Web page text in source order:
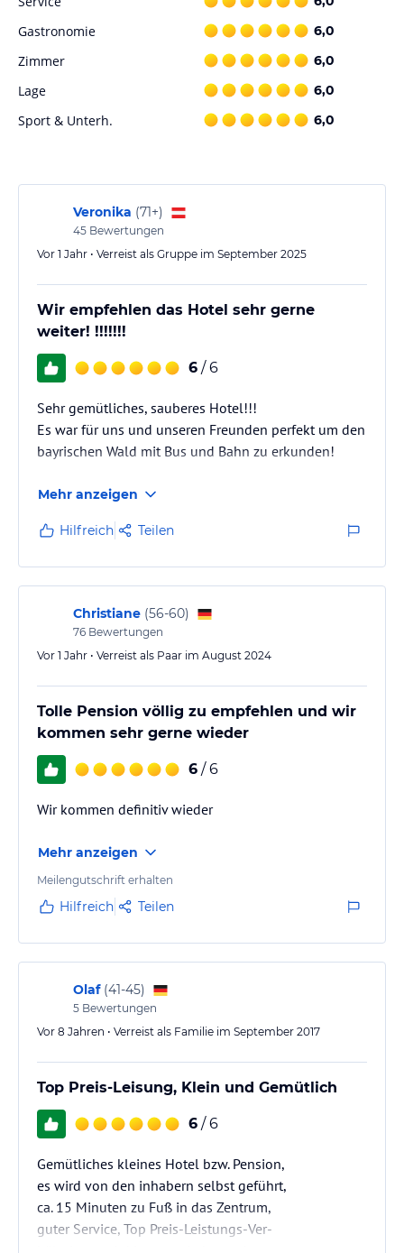
kostenloser Parkplatz am Haus
Sonnenterrasse
Allgemeine und unverbindliche
Hoteliers-/Veranstalter-/Kataloginformationen. Alle Angaben
ohne Gewähr und ohne Prüfung durch HolidayCheck. Bitte
Gastronomie 6,0
Zimmer 6,0
Lage 6,0
Sport & Unterh. 6,0
Veronika (71+)
45 Bewertungen
Vor 1 Jahr • Verreist als Gruppe im September 2025
Wir empfehlen das Hotel sehr gerne
weiter! !!!!!!!
6 / 6
Sehr gemütliches, sauberes Hotel!!!
Es war für uns und unseren Freunden perfekt um den
bayrischen Wald mit Bus und Bahn zu erkunden!
Mehr anzeigen
Hilfreich Teilen
Christiane (56-60)
76 Bewertungen
Vor 1 Jahr • Verreist als Paar im August 2024
Tolle Pension völlig zu empfehlen und wir
kommen sehr gerne wieder
6 / 6
Wir kommen definitiv wieder
Mehr anzeigen
Meilengutschrift erhalten
Hilfreich Teilen
Olaf (41-45)
5 Bewertungen
Vor 8 Jahren • Verreist als Familie im September 2017
Top Preis-Leisung, Klein und Gemütlich
6 / 6
Gemütliches kleines Hotel bzw. Pension,
es wird von den inhabern selbst geführt,
ca. 15 Minuten zu Fuß in das Zentrum,
guter Service, Top Preis-Leistungs-Ver-